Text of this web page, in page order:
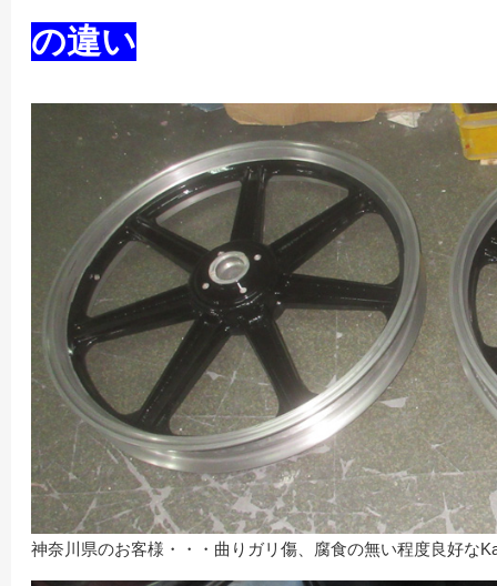
の違い
神奈川県のお客様・・・曲りガリ傷、腐食の無い程度良好な